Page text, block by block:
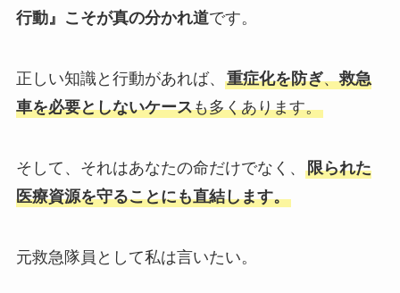
行動』こそが真の分かれ道です。
正しい知識と行動があれば、 重症化を防ぎ、救急
車を必要としないケースも多くあります。
そして、それはあなたの命だけでなく、 限られた
医療資源を守ることにも直結します。
元救急隊員として私は言いたい。